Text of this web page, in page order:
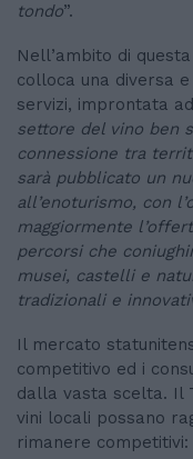
tondo”.
Nell’ambito di
colloca una diversa
servizi, improntata
settore del vino ben
connessione tra
sarà pubblicato un
all’enoturismo, con
maggiormente
percorsi che
musei, castelli e
tradizionali e
Il mercato
competitivo ed i
dalla vasta scelta. Il
vini locali possano
rimanere competitivi: